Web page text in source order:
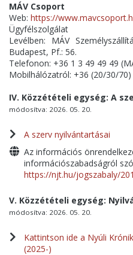
MÁV Csoport
Web: https://
Ügyfélszolgálat
Levélben: MÁV
Budapest, Pf.: 56.
Telefonon: +36 1 3 49 49 49
Mobilhálózatról: +36 (20/30/70)
IV. Közzétételi egység: A
módosítva: 2026. 05. 20.
A szerv nyilvántartásai
Az információs
információszabadságról
https://njt.hu/jogszabaly/
V. Közzétételi egység:
módosítva: 2026. 05. 20.
Kattintson ide a Nyúli
(2025-)